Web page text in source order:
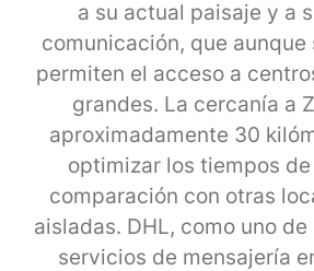
a su actual paisaje y a
comunicación, que aunque
permiten el acceso a
grandes. La cercanía a
aproximadamente 30
optimizar los tiempos
comparación con otras
aisladas. DHL, como uno
servicios de mensajería